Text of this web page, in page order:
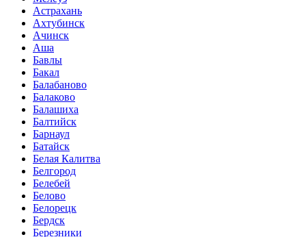
Астрахань
Ахтубинск
Ачинск
Аша
Бавлы
Бакал
Балабаново
Балаково
Балашиха
Балтийск
Барнаул
Батайск
Белая Калитва
Белгород
Белебей
Белово
Белорецк
Бердск
Березники